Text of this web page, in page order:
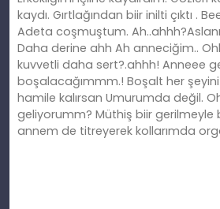
kaydı. Gırtlağından biir inilti çıktı .
Adeta coşmuştum.
Daha derine ahh Ah anneciğim..
kuvvetli daha sert?.ahhh! Anneee
boşalacağımmm.! Boşalt her
hamile kalırsan Umurumda değil.
geliyorumm? Müthiş biir gerilmeyle
annem de titreyerek kollarımda